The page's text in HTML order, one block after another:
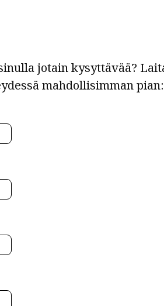
jotain kysyttävää?
mahdollisimman pian: